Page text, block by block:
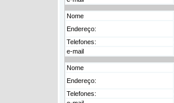
Nome
Endereço:
Telefones:
e-mail
Nome
Endereço:
Telefones: